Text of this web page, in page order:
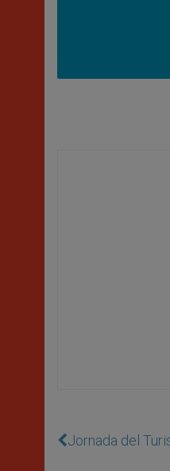
Jornada del